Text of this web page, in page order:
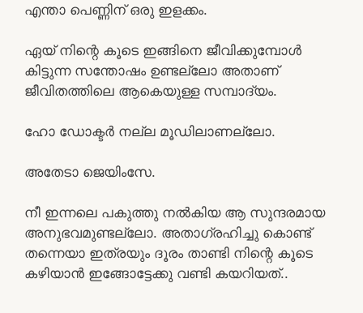
എന്താ പെണ്ണിന് ഒരു ഇളക്കം.
ഏയ്‌ നിന്റെ കൂടെ ഇങ്ങിനെ ജീവിക്കുമ്പോൾ
കിട്ടുന്ന സന്തോഷം ഉണ്ടല്ലോ അതാണ്‌
ജീവിതത്തിലെ ആകെയുള്ള സമ്പാദ്യം.
ഹോ ഡോക്ടർ നല്ല മൂഡിലാണല്ലോ.
അതേടാ ജെയിംസേ.
നീ ഇന്നലെ പകുത്തു നൽകിയ ആ സുന്ദരമായ
അനുഭവമുണ്ടല്ലോ. അതാഗ്രഹിച്ചു കൊണ്ട്
തന്നെയാ ഇത്രയും ദൂരം താണ്ടി നിന്റെ കൂടെ
കഴിയാൻ ഇങ്ങോട്ടേക്കു വണ്ടി കയറിയത്..